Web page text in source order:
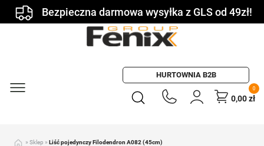
Bezpieczna darmowa wysyłka z GLS od 49zł!
HURTOWNIA B2B
0
0,00zł
» Sklep » Liść pojedynczy Filodendron A082 (45cm)